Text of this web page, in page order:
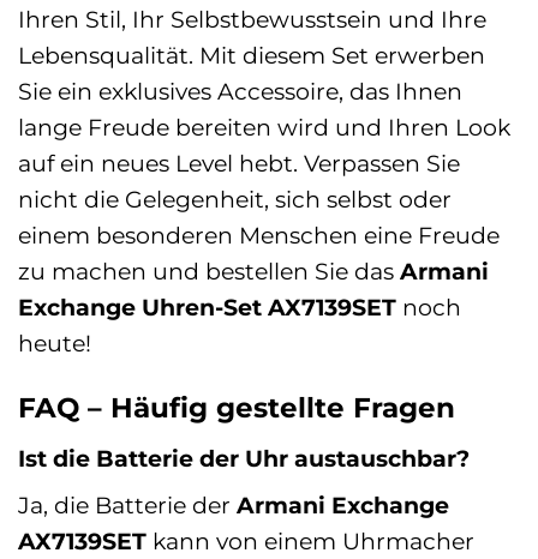
Ihren Stil, Ihr Selbstbewusstsein und Ihre
Lebensqualität. Mit diesem Set erwerben
Sie ein exklusives Accessoire, das Ihnen
lange Freude bereiten wird und Ihren Look
auf ein neues Level hebt. Verpassen Sie
nicht die Gelegenheit, sich selbst oder
einem besonderen Menschen eine Freude
zu machen und bestellen Sie das Armani
Exchange Uhren-Set AX7139SET noch
heute!
FAQ – Häufig gestellte Fragen
Ist die Batterie der Uhr austauschbar?
Ja, die Batterie der Armani Exchange
AX7139SET kann von einem Uhrmacher